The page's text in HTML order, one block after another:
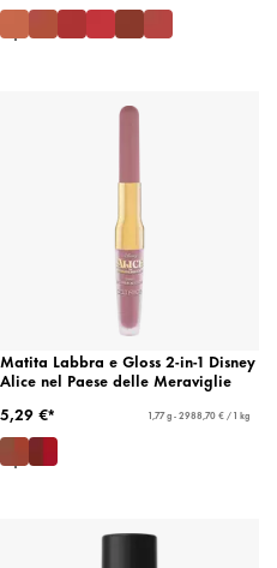
Matita Labbra e Gloss 2-in-1 Disney
Alice nel Paese delle Meraviglie
5,29 €*
1,77 g - 2988,70 € / 1 kg